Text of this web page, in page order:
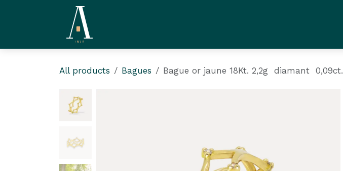
All products Bagues Bague or jaune 18Kt. 2,2g diamant 0,09ct.